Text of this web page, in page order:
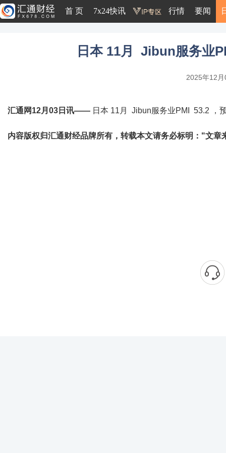
首 页 7x24快讯 行情 要闻
日本 11月 Jibun服务业
2025年12
汇通网12月03日讯—— 日本 11月 Jibun服务业PMI 53.2 ，
内容版权归汇通财经品牌所有，转载本文请务必标明："文章